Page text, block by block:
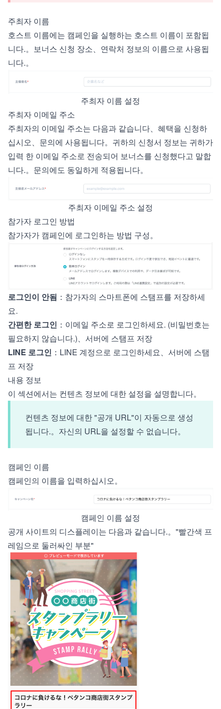
주최자 이름
호스트 이름에는 캠페인을 실행하는 호스트 이름이 포함됩
니다.。보너스 신청 장소、연락처 정보의 이름으로 사용됩
니다.。
주최자 이름 설정
주최자 이메일 주소
주최자의 이메일 주소는 다음과 같습니다、혜택을 신청하
십시오、문의에 사용됩니다。귀하의 신청서 정보는 귀하가
입력 한 이메일 주소로 전송되어 보너스를 신청했다고 말합
니다.。문의에도 동일하게 적용됩니다。
주최자 이메일 주소 설정
참가자 로그인 방법
참가자가 캠페인에 로그인하는 방법 구성。
로그인이 안됨 ：참가자의 스마트폰에 스탬프를 저장하세
요.
간편한 로그인 ：이메일 주소로 로그인하세요. (비밀번호는
필요하지 않습니다.)、서버에 스탬프 저장
LINE 로그인 ：LINE 계정으로 로그인하세요、서버에 스탬
프 저장
내용 정보
이 섹션에서는 컨텐츠 정보에 대한 설정을 설명합니다。
컨텐츠 정보에 대한 "공개 URL"이 자동으로 생성
됩니다.。자신의 URL을 설정할 수 없습니다。
캠페인 이름
캠페인의 이름을 입력하십시오。
캠페인 이름 설정
공개 사이트의 디스플레이는 다음과 같습니다.。"빨간색 프
레임으로 둘러싸인 부분"